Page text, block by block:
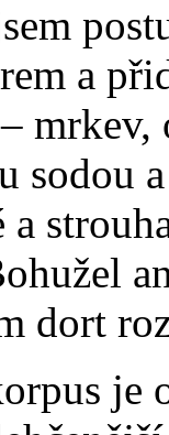
a
sodou
dort
je